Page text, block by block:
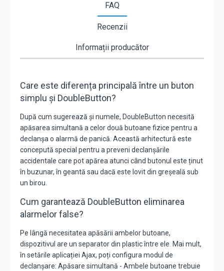
FAQ
Recenzii
Informații producător
Care este diferența principală între un buton
simplu și DoubleButton?
După cum sugerează și numele, DoubleButton necesită
apăsarea simultană a celor două butoane fizice pentru a
declanșa o alarmă de panică. Această arhitectură este
concepută special pentru a preveni declanșările
accidentale care pot apărea atunci când butonul este ținut
în buzunar, în geantă sau dacă este lovit din greșeală sub
un birou.
Cum garantează DoubleButton eliminarea
alarmelor false?
Pe lângă necesitatea apăsării ambelor butoane,
dispozitivul are un separator din plastic între ele. Mai mult,
în setările aplicației Ajax, poți configura modul de
declanșare: Apăsare simultană - Ambele butoane trebuie